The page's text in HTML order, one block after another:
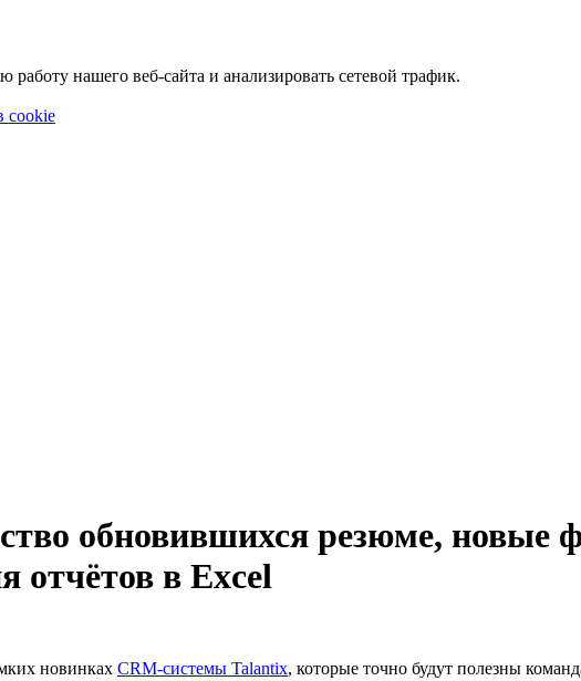
нашего веб-сайта и анализировать сетевой трафик.
cookie
обновившихся резюме, новые
отчётов в Excel
новинках CRM-системы Talantix, которые точно будут полезны